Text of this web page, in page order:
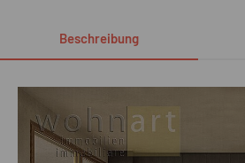
Beschreibung